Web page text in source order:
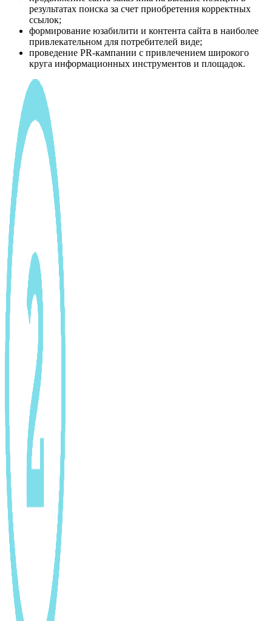
результатах поиска за счет приобретения корректных
ссылок;
формирование юзабилити и контента сайта в наиболее
привлекательном для потребителей виде;
проведение PR-кампании с привлечением широкого
круга информационных инструментов и площадок.